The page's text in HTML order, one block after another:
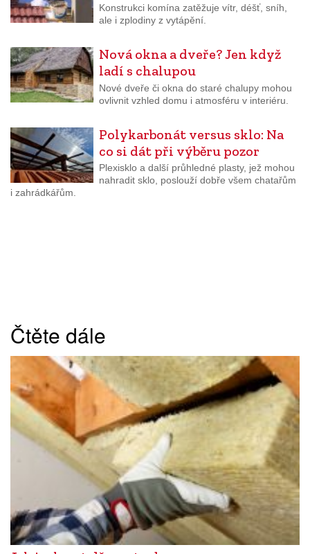
Konstrukci komína zatěžuje vítr, déšť, sníh,
ale i zplodiny z vytápění.
Nová okna a dveře? Jen když
ladí s chalupou
Nové dveře či okna do staré chalupy mohou
ovlivnit vzhled domu i atmosféru v interiéru.
Polykarbonát versus sklo: Na
co si dát při výběru pozor
Plexisklo a další průhledné plasty, jež mohou
nahradit sklo, poslouží dobře všem chatařům
i zahrádkářům.
Čtěte dále